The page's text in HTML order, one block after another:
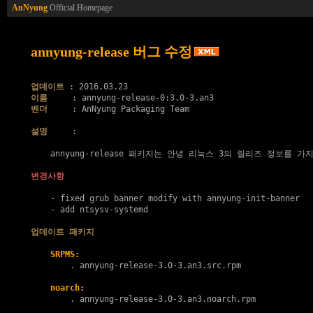
AnNyung Official Homepage
annyung-release 버그 수정
업데이트
이름
벤더
     : AnNyung Packaging Team
설명
     :
annyung-release 패키지는 안녕 리눅스 3의 릴리즈 정보를 가
변경사항
    - fixed grub banner modify with annyung-init-banner
    - add ntsysv-systemd
업데이트 패키지
SRPMS:
        .
annyung-release-3.0-3.an3.src.rpm
noarch:
        .
annyung-release-3.0-3.an3.noarch.rpm